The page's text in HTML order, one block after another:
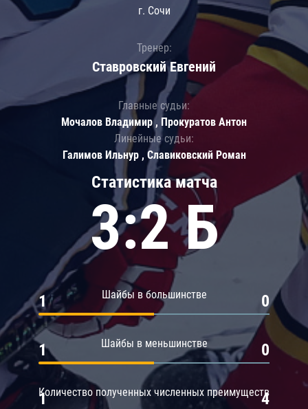
Статистика матча
3:2 Б
Шайбы в большинстве
1 0
Шайбы в меньшинстве
1 0
Количество полученных численных преимуществ
1 4
г. Сочи
Тренер:
Ставровский Евгений
Главные судьи:
Мочалов Владимир , Прокуратов Антон
Линейные судьи:
Галимов Ильнур , Славиковский Роман